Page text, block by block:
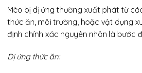
Mèo bị dị ứng thường xuất phát từ
thức ăn, môi trường, hoặc vật dụng
định chính xác nguyên nhân là bước
Dị ứng thức ăn: